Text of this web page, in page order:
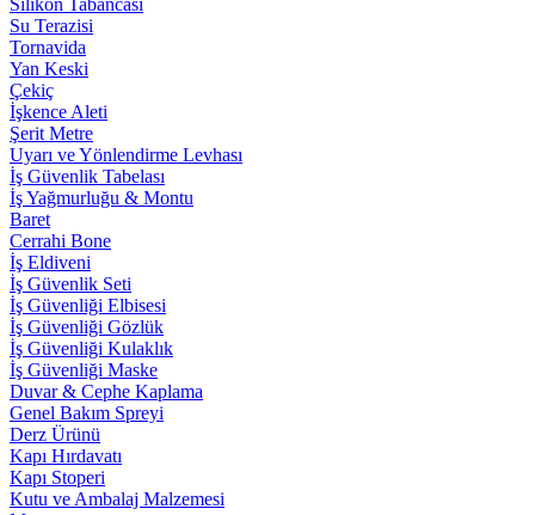
Silikon Tabancası
Su Terazisi
Tornavida
Yan Keski
Çekiç
İşkence Aleti
Şerit Metre
Uyarı ve Yönlendirme Levhası
İş Güvenlik Tabelası
İş Yağmurluğu & Montu
Baret
Cerrahi Bone
İş Eldiveni
İş Güvenlik Seti
İş Güvenliği Elbisesi
İş Güvenliği Gözlük
İş Güvenliği Kulaklık
İş Güvenliği Maske
Duvar & Cephe Kaplama
Genel Bakım Spreyi
Derz Ürünü
Kapı Hırdavatı
Kapı Stoperi
Kutu ve Ambalaj Malzemesi